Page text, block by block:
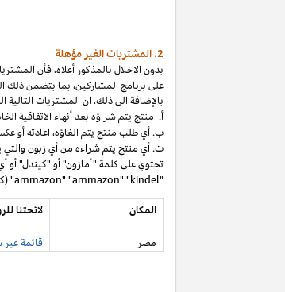
2. المشتريات
الغير مؤهلة
بدون الاخلال بالمذكور أعلاه،فأن
على برنامج المشاركين،بما بتضمن ذلك
بالإضافة الى ذلك،ان المشتريات
أ. منتج يتمشراؤه بعد أنهاء الاتفاقية
ب. أي طلب منتج يتم الغاؤه،اعادته أو
ت. أي منتج يتم شراءه من أي زبون والتي
تحتوي على كلمة "أمازون" أو "كيندل" أو
"ammazon" "ammazon" "kindel" (كل ما ذكر "تنسيبات مدفوعة محظورة").
المكان
لائحتنا
مصر قائمة غير